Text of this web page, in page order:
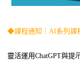
◆課程通知｜AI系列
靈活運用ChatGPT與提